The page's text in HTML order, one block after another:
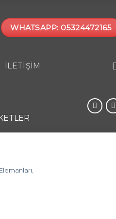
WHATSAPP: 05324472165
İLETIŞIM